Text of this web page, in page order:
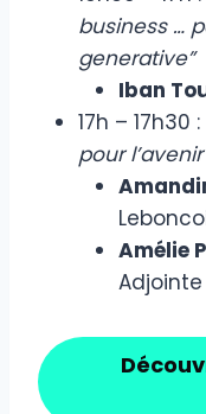
business …
generative”
Iban
17h – 17h30 :
pour
Amélie